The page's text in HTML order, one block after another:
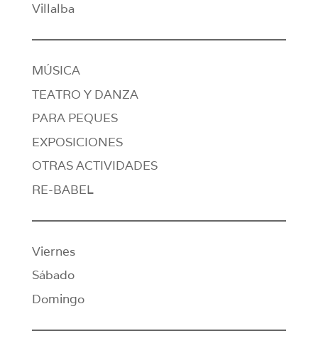
Villalba
MÚSICA
TEATRO Y DANZA
PARA PEQUES
EXPOSICIONES
OTRAS ACTIVIDADES
RE-BABEL
Viernes
Sábado
Domingo